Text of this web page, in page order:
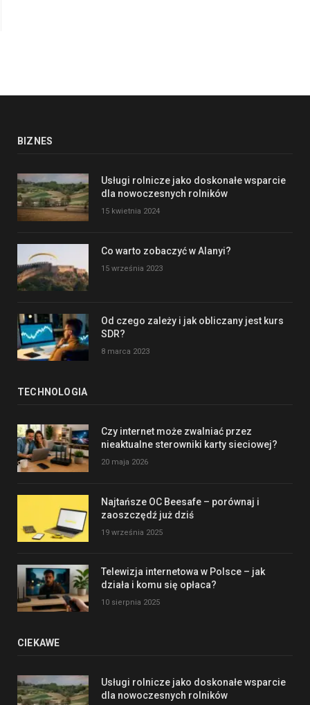
BIZNES
Usługi rolnicze jako doskonałe wsparcie
dla nowoczesnych rolników
15 kwietnia 2024
Co warto zobaczyć w Alanyi?
15 września 2023
Od czego zależy i jak obliczany jest kurs
SDR?
8 marca 2023
TECHNOLOGIA
Czy internet może zwalniać przez
nieaktualne sterowniki karty sieciowej?
20 maja 2026
Najtańsze OC Beesafe – porównaj i
zaoszczędź już dziś
19 września 2025
Telewizja internetowa w Polsce – jak
działa i komu się opłaca?
10 sierpnia 2025
CIEKAWE
Usługi rolnicze jako doskonałe wsparcie
dla nowoczesnych rolników